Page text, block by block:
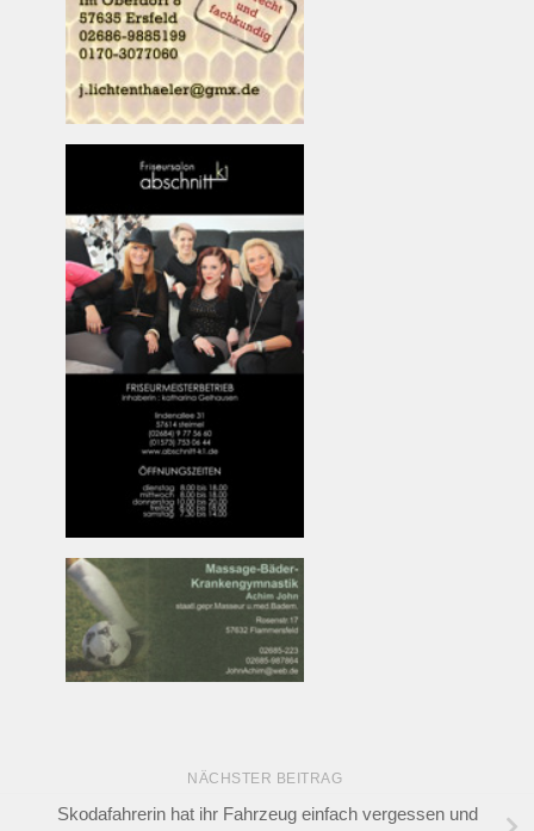
NÄCHSTER BEITRAG
Skodafahrerin hat ihr Fahrzeug einfach vergessen und